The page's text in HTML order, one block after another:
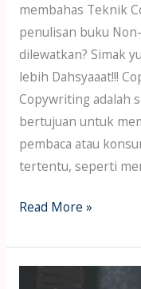
membahas Teknik
penulisan buku
dilewatkan? Simak
lebih Dahsyaaat!!!
Copywriting adalah
bertujuan untuk
pembaca atau
tertentu, seperti
Read More »
Membuat